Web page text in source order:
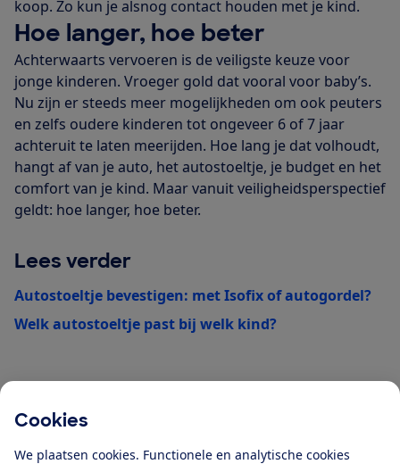
Cookies
We plaatsen cookies. Functionele en analytische cookies
koop. Zo kun je alsnog contact houden met je kind.
Hoe langer, hoe beter
Achterwaarts vervoeren is de veiligste keuze voor
jonge kinderen. Vroeger gold dat vooral voor baby’s.
Nu zijn er steeds meer mogelijkheden om ook peuters
en zelfs oudere kinderen tot ongeveer 6 of 7 jaar
achteruit te laten meerijden. Hoe lang je dat volhoudt,
hangt af van je auto, het autostoeltje, je budget en het
comfort van je kind. Maar vanuit veiligheidsperspectief
geldt: hoe langer, hoe beter.
Lees verder
Autostoeltje bevestigen: met Isofix of autogordel?
Welk autostoeltje past bij welk kind?
Artikelen binnen Koopadvies
Alle artikelen